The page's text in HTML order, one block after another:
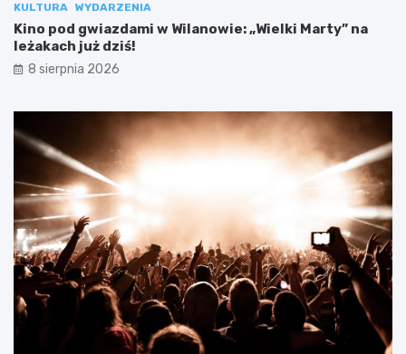
KULTURA WYDARZENIA
Kino pod gwiazdami w Wilanowie: „Wielki Marty” na
leżakach już dziś!
8 sierpnia 2026